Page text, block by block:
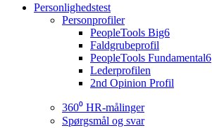
Personlighedstest
Personprofiler
PeopleTools Big6
Faldgrubeprofil
PeopleTools Fundamental6
Lederprofilen
2nd Opinion Profil
360⁰ HR-målinger
Spørgsmål og svar